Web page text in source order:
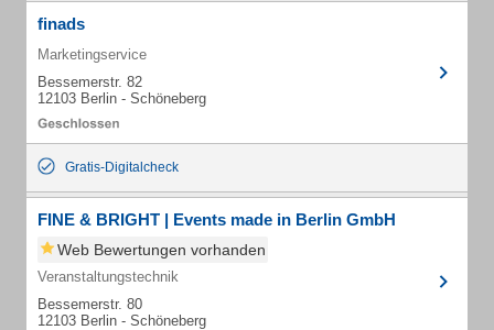
finads
Marketingservice
Bessemerstr. 82
12103 Berlin - Schöneberg
Gratis-Digitalcheck
FINE & BRIGHT | Events made in Berlin GmbH
Web Bewertungen vorhanden
Veranstaltungstechnik
Bessemerstr. 80
12103 Berlin - Schöneberg